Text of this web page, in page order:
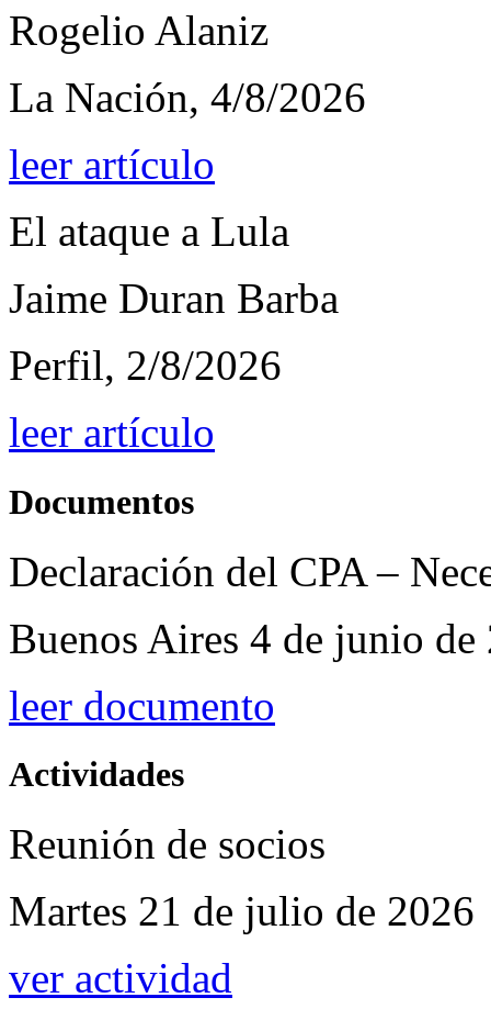
Rogelio Alaniz
La Nación, 4/8/2026
leer artículo
El ataque a Lula
Jaime Duran Barba
Perfil, 2/8/2026
leer artículo
Documentos
Declaración del CPA –
Buenos Aires 4 de junio de
leer documento
Actividades
Reunión de socios
Martes 21 de julio de 2026
ver actividad